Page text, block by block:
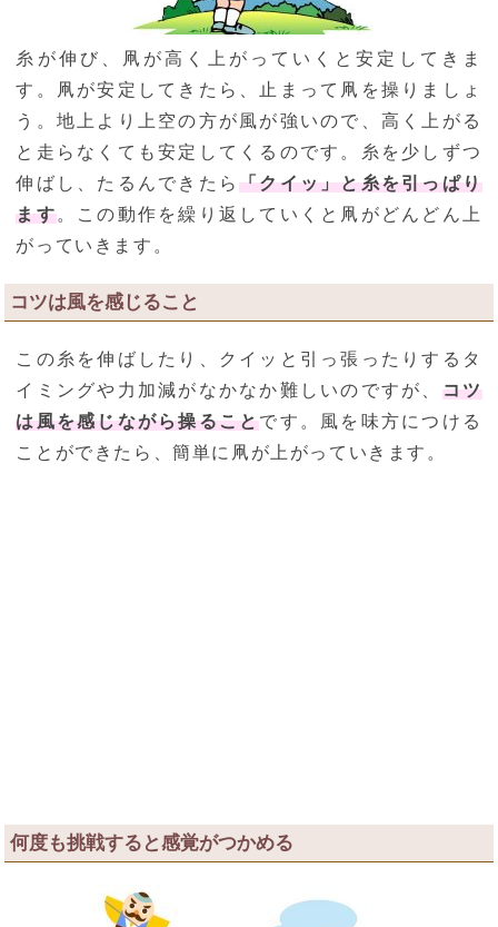
糸が伸び、凧が高く上がっていくと安定してきま
す。凧が安定してきたら、止まって凧を操りましょ
う。地上より上空の方が風が強いので、高く上がる
と走らなくても安定してくるのです。糸を少しずつ
伸ばし、たるんできたら「クイッ」と糸を引っぱり
ます。この動作を繰り返していくと凧がどんどん上
がっていきます。
コツは風を感じること
この糸を伸ばしたり、クイッと引っ張ったりするタ
イミングや力加減がなかなか難しいのですが、 コツ
は風を感じながら操ることです。風を味方につける
ことができたら、簡単に凧が上がっていきます。
何度も挑戦すると感覚がつかめる